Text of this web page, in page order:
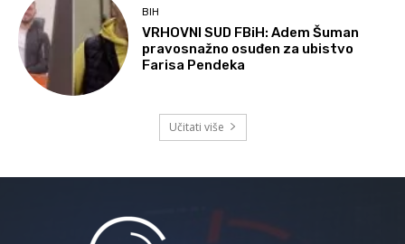
BIH
VRHOVNI SUD FBiH: Adem Šuman
pravosnažno osuđen za ubistvo
Farisa Pendeka
Učitati više